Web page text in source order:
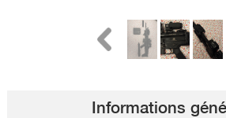
Informations